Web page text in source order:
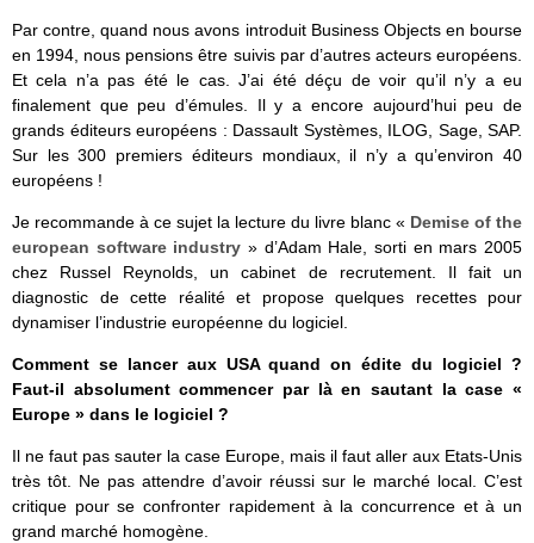
Par contre, quand nous avons introduit Business Objects en bourse
en 1994, nous pensions être suivis par d’autres acteurs européens.
Et cela n’a pas été le cas. J’ai été déçu de voir qu’il n’y a eu
finalement que peu d’émules. Il y a encore aujourd’hui peu de
grands éditeurs européens : Dassault Systèmes, ILOG, Sage, SAP.
Sur les 300 premiers éditeurs mondiaux, il n’y a qu’environ 40
européens !
Je recommande à ce sujet la lecture du livre blanc « Demise of the
european software industry » d’Adam Hale, sorti en mars 2005
chez Russel Reynolds, un cabinet de recrutement. Il fait un
diagnostic de cette réalité et propose quelques recettes pour
dynamiser l’industrie européenne du logiciel.
Comment se lancer aux USA quand on édite du logiciel ?
Faut-il absolument commencer par là en sautant la case «
Europe » dans le logiciel ?
Il ne faut pas sauter la case Europe, mais il faut aller aux Etats-Unis
très tôt. Ne pas attendre d’avoir réussi sur le marché local. C’est
critique pour se confronter rapidement à la concurrence et à un
grand marché homogène.